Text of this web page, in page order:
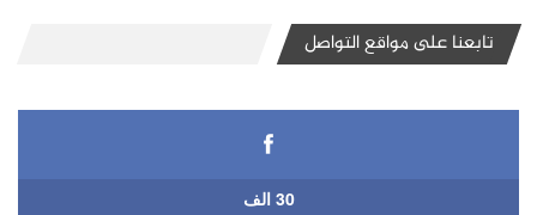
تابعنا على مواقع التواصل
30 الف